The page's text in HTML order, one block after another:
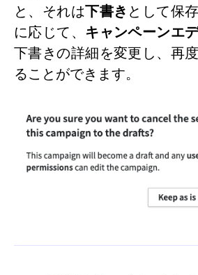
と、それは下書き として保
に応じて、 キャンペーンエ
下書きの詳細を変更し、再
ることができます。